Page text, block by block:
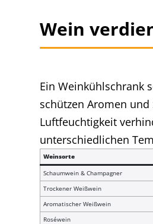
Wein
Ein Weinkühlschrank
schützen Aromen
Luftfeuchtigkeit
unterschiedlichen
Weinsorte
Schaumwein & Champagner
Trockener Weißwein
Aromatischer Weißwein
Roséwein